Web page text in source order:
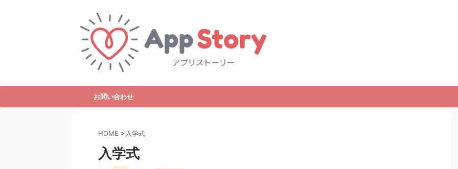
お問い合わせ
HOME > 入学式
入学式